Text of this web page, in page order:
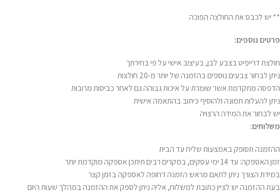
** יש לכבס את החולצה הפוכה
פרטים נוספים:
חולצת דרייפיט בצבע לבן, בעיצוב אישי על פי בחירתך
ניתן לבחור צבעים נוספים בהזמנה של יותר מ-20 חולצות
הדפסה מתקדמת אשר שומרת על איכות גבוהה גם לאחר כביסות מרובות
ניתן להעלות תמונה ולהוסיף כיתוב בהתאמה אישית
יש לבחור את המידה הרצויה
משלוחים:
ההזמנה תסופק באמצעות שליח עד הבית
זמן האספקה: עד 14 ימי עסקים, במקרים רבים תיתכן אספקה מוקדמת יותר
במידת הצורך ניתן לתאם מראש הזמנה דחופה לאספקה בזמן קצר
בעת ההזמנה יש לציין כתובת למשלוח, אליה ניתן לספק את ההזמנה במהלך שעות היום